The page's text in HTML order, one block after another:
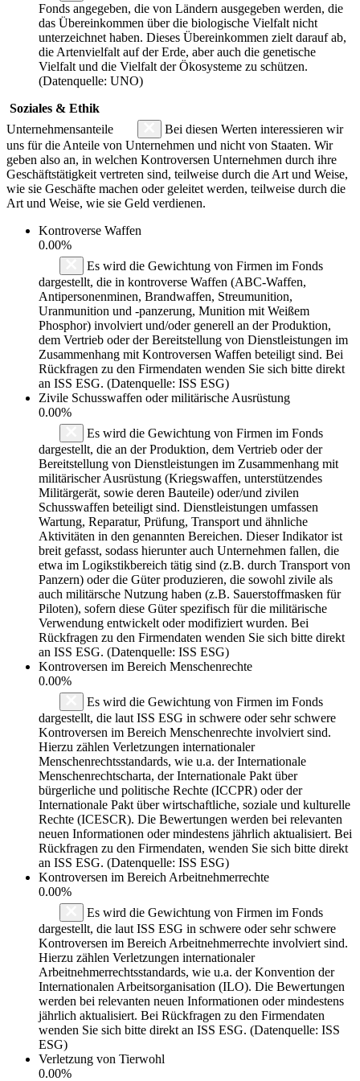
Fonds angegeben, die von Ländern ausgegeben werden, die
das Übereinkommen über die biologische Vielfalt nicht
unterzeichnet haben. Dieses Übereinkommen zielt darauf ab,
die Artenvielfalt auf der Erde, aber auch die genetische
Vielfalt und die Vielfalt der Ökosysteme zu schützen.
(Datenquelle: UNO)
Soziales & Ethik
Unternehmensanteile
Bei diesen Werten interessieren wir
uns für die Anteile von Unternehmen und nicht von Staaten. Wir
geben also an, in welchen Kontroversen Unternehmen durch ihre
Geschäftstätigkeit vertreten sind, teilweise durch die Art und Weise,
wie sie Geschäfte machen oder geleitet werden, teilweise durch die
Art und Weise, wie sie Geld verdienen.
Kontroverse Waffen
0.00%
Es wird die Gewichtung von Firmen im Fonds
dargestellt, die in kontroverse Waffen (ABC-Waffen,
Antipersonenminen, Brandwaffen, Streumunition,
Uranmunition und -panzerung, Munition mit Weißem
Phosphor) involviert und/oder generell an der Produktion,
dem Vertrieb oder der Bereitstellung von Dienstleistungen im
Zusammenhang mit Kontroversen Waffen beteiligt sind. Bei
Rückfragen zu den Firmendaten wenden Sie sich bitte direkt
an ISS ESG. (Datenquelle: ISS ESG)
Zivile Schusswaffen oder militärische Ausrüstung
0.00%
Es wird die Gewichtung von Firmen im Fonds
dargestellt, die an der Produktion, dem Vertrieb oder der
Bereitstellung von Dienstleistungen im Zusammenhang mit
militärischer Ausrüstung (Kriegswaffen, unterstützendes
Militärgerät, sowie deren Bauteile) oder/und zivilen
Schusswaffen beteiligt sind. Dienstleistungen umfassen
Wartung, Reparatur, Prüfung, Transport und ähnliche
Aktivitäten in den genannten Bereichen. Dieser Indikator ist
breit gefasst, sodass hierunter auch Unternehmen fallen, die
etwa im Logikstikbereich tätig sind (z.B. durch Transport von
Panzern) oder die Güter produzieren, die sowohl zivile als
auch militärsche Nutzung haben (z.B. Sauerstoffmasken für
Piloten), sofern diese Güter spezifisch für die militärische
Verwendung entwickelt oder modifiziert wurden. Bei
Rückfragen zu den Firmendaten wenden Sie sich bitte direkt
an ISS ESG. (Datenquelle: ISS ESG)
Kontroversen im Bereich Menschenrechte
0.00%
Es wird die Gewichtung von Firmen im Fonds
dargestellt, die laut ISS ESG in schwere oder sehr schwere
Kontroversen im Bereich Menschenrechte involviert sind.
Hierzu zählen Verletzungen internationaler
Menschenrechtsstandards, wie u.a. der Internationale
Menschenrechtscharta, der Internationale Pakt über
bürgerliche und politische Rechte (ICCPR) oder der
Internationale Pakt über wirtschaftliche, soziale und kulturelle
Rechte (ICESCR). Die Bewertungen werden bei relevanten
neuen Informationen oder mindestens jährlich aktualisiert. Bei
Rückfragen zu den Firmendaten, wenden Sie sich bitte direkt
an ISS ESG. (Datenquelle: ISS ESG)
Kontroversen im Bereich Arbeitnehmerrechte
0.00%
Es wird die Gewichtung von Firmen im Fonds
dargestellt, die laut ISS ESG in schwere oder sehr schwere
Kontroversen im Bereich Arbeitnehmerrechte involviert sind.
Hierzu zählen Verletzungen internationaler
Arbeitnehmerrechtsstandards, wie u.a. der Konvention der
Internationalen Arbeitsorganisation (ILO). Die Bewertungen
werden bei relevanten neuen Informationen oder mindestens
jährlich aktualisiert. Bei Rückfragen zu den Firmendaten
wenden Sie sich bitte direkt an ISS ESG. (Datenquelle: ISS
ESG)
Verletzung von Tierwohl
0.00%